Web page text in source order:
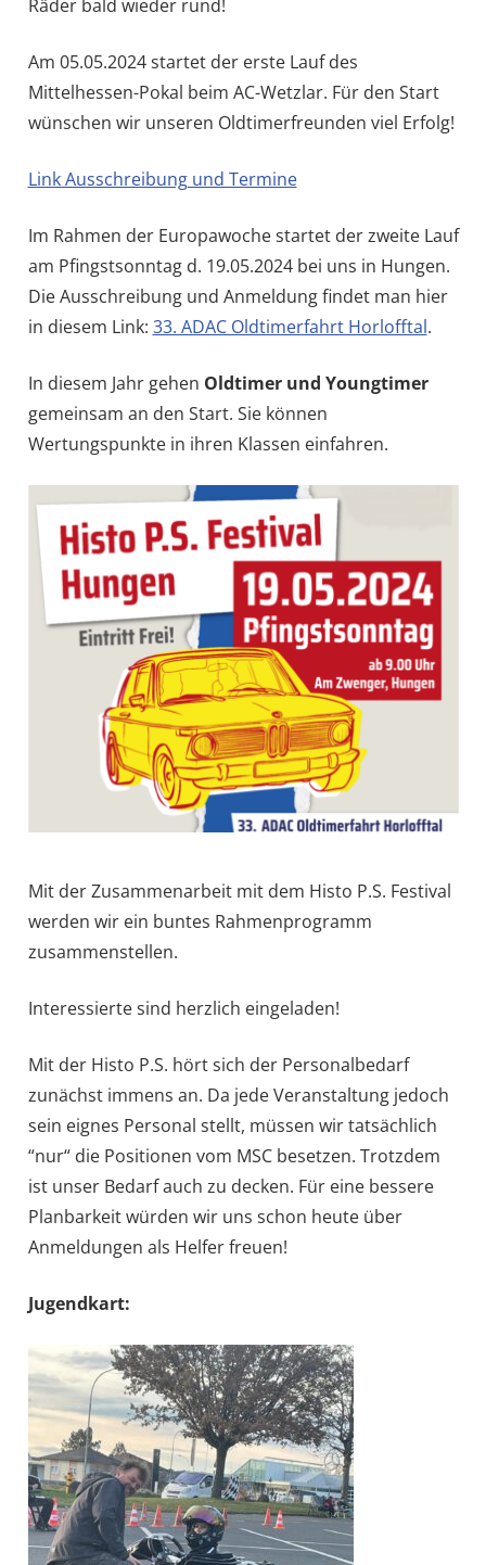
Räder bald wieder rund!
Am 05.05.2024 startet der erste Lauf des
Mittelhessen-Pokal beim AC-Wetzlar. Für den Start
wünschen wir unseren Oldtimerfreunden viel Erfolg!
Link Ausschreibung und Termine
Im Rahmen der Europawoche startet der zweite Lauf
am Pfingstsonntag d. 19.05.2024 bei uns in Hungen.
Die Ausschreibung und Anmeldung findet man hier
in diesem Link: 33. ADAC Oldtimerfahrt Horlofftal.
In diesem Jahr gehen Oldtimer und Youngtimer
gemeinsam an den Start. Sie können
Wertungspunkte in ihren Klassen einfahren.
Mit der Zusammenarbeit mit dem Histo P.S. Festival
werden wir ein buntes Rahmenprogramm
zusammenstellen.
Interessierte sind herzlich eingeladen!
Mit der Histo P.S. hört sich der Personalbedarf
zunächst immens an. Da jede Veranstaltung jedoch
sein eignes Personal stellt, müssen wir tatsächlich
“nur“ die Positionen vom MSC besetzen. Trotzdem
ist unser Bedarf auch zu decken. Für eine bessere
Planbarkeit würden wir uns schon heute über
Anmeldungen als Helfer freuen!
Jugendkart: